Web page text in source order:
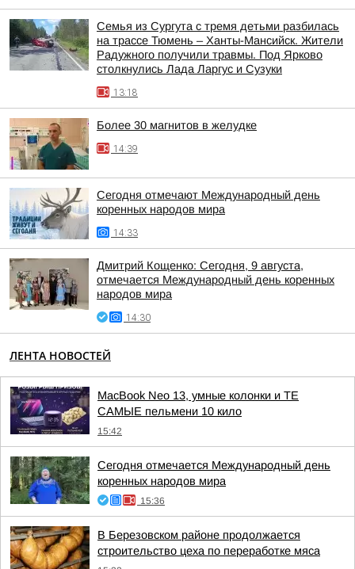
Семья из Сургута с тремя детьми разбилась
на трассе Тюмень – Ханты-Мансийск. Жители
Радужного получили травмы. Под Ярково
столкнулись Лада Ларгус и Сузуки
13:18
Более 30 магнитов в желудке
14:39
Сегодня отмечают Международный день
коренных народов мира
14:33
Дмитрий Кощенко: Сегодня, 9 августа,
отмечается Международный день коренных
народов мира
14:30
ЛЕНТА НОВОСТЕЙ
MacBook Neo 13, умные колонки и ТЕ
САМЫЕ пельмени 10 кило
15:42
Сегодня отмечается Международный день
коренных народов мира
15:36
В Березовском районе продолжается
строительство цеха по переработке мяса